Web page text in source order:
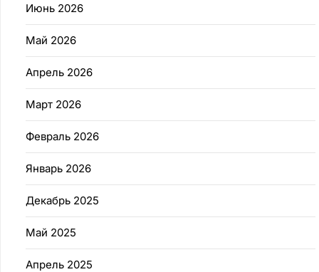
Июнь 2026
Май 2026
Апрель 2026
Март 2026
Февраль 2026
Январь 2026
Декабрь 2025
Май 2025
Апрель 2025